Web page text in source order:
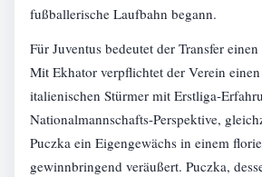
fußballerische Laufbahn begann.
Für Juventus bedeutet der Transfer
Mit Ekhator verpflichtet der Verein
italienischen Stürmer mit Erstliga-
Nationalmannschafts-Perspektive,
Puczka ein Eigengewächs in einem
gewinnbringend veräußert. Puczka,